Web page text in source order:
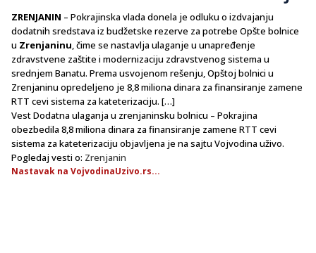
ZRENJANIN – Pokrajinska vlada donela je odluku o izdvajanju
dodatnih sredstava iz budžetske rezerve za potrebe Opšte bolnice
u Zrenjaninu, čime se nastavlja ulaganje u unapređenje
zdravstvene zaštite i modernizaciju zdravstvenog sistema u
srednjem Banatu. Prema usvojenom rešenju, Opštoj bolnici u
Zrenjaninu opredeljeno je 8,8 miliona dinara za finansiranje zamene
RTT cevi sistema za kateterizaciju. […]
Vest Dodatna ulaganja u zrenjaninsku bolnicu – Pokrajina
obezbedila 8,8 miliona dinara za finansiranje zamene RTT cevi
sistema za kateterizaciju objavljena je na sajtu Vojvodina uživo.
Pogledaj vesti o: Zrenjanin
Nastavak na VojvodinaUzivo.rs...